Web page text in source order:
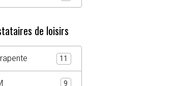
de loisirs
11
9